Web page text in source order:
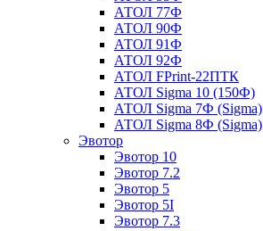
АТОЛ 77Ф
АТОЛ 90Ф
АТОЛ 91Ф
АТОЛ 92Ф
АТОЛ FPrint-22ПТК
АТОЛ Sigma 10 (150Ф)
АТОЛ Sigma 7Ф (Sigma)
АТОЛ Sigma 8Ф (Sigma)
Эвотор
Эвотор 10
Эвотор 7.2
Эвотор 5
Эвотор 5I
Эвотор 7.3